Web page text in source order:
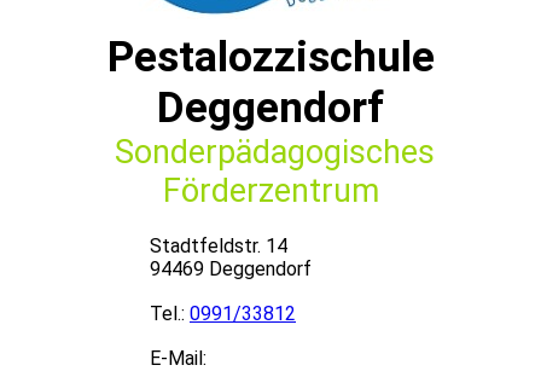
Pestalozzischule
Deggendorf
Sonderpädagogisches
Förderzentrum
Stadtfeldstr. 14
94469 Deggendorf
Tel.: 0991/33812
E-Mail: